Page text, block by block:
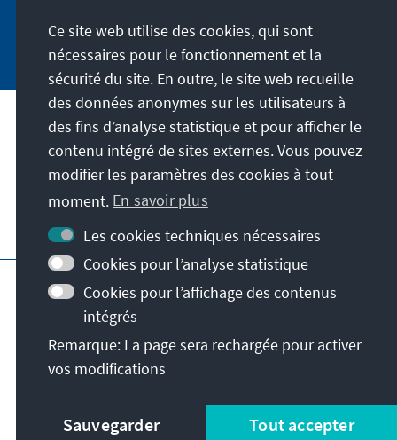
Jetzt abonnieren
Notre mission
Contact
Autres offres de la fondation
Impressum
Protection des données
Conditions d'utilisation
Déclaration d'accessibilité
Plan du site
© Konrad-Adenauer-Stiftung e.V. 2026
Ce site web utilise des cookies, qui sont
nécessaires pour le fonctionnement et la
sécurité du site. En outre, le site web recueille
des données anonymes sur les utilisateurs à
des fins d’analyse statistique et pour afficher le
contenu intégré de sites externes. Vous pouvez
modifier les paramètres des cookies à tout
moment. En savoir plus
Les cookies techniques nécessaires
Cookies pour l’analyse statistique
Cookies pour l’affichage des contenus
intégrés
Remarque: La page sera rechargée pour activer
vos modifications
Sauvegarder Tout accepter